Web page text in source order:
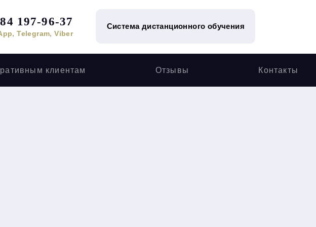
197-96-37
Telegram, Viber
Система дистанционного обучения
клиентам Отзывы Контакты